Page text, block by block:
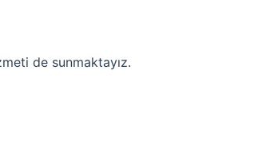
de sunmaktayız.